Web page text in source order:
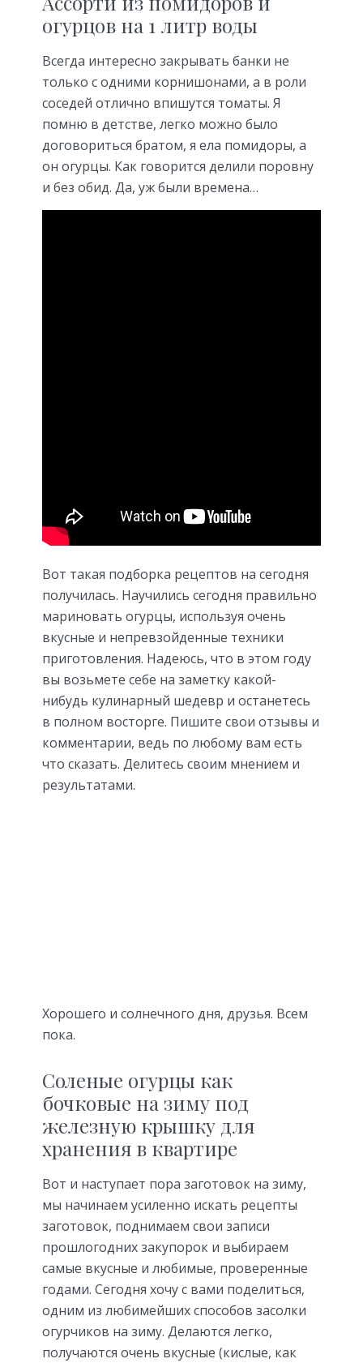
огурцов на 1 литр воды
Всегда интересно закрывать банки не
только с одними корнишонами, а в роли
соседей отлично впишутся томаты. Я
помню в детстве, легко можно было
договориться братом, я ела помидоры, а
он огурцы. Как говорится делили поровну
и без обид. Да, уж были времена…
Вот такая подборка рецептов на сегодня
получилась. Научились сегодня правильно
мариновать огурцы, используя очень
вкусные и непревзойденные техники
приготовления. Надеюсь, что в этом году
вы возьмете себе на заметку какой-
нибудь кулинарный шедевр и останетесь
в полном восторге. Пишите свои отзывы и
комментарии, ведь по любому вам есть
что сказать. Делитесь своим мнением и
результатами.
Хорошего и солнечного дня, друзья. Всем
пока.
Соленые огурцы как
бочковые на зиму под
железную крышку для
хранения в квартире
Вот и наступает пора заготовок на зиму,
мы начинаем усиленно искать рецепты
заготовок, поднимаем свои записи
прошлогодних закупорок и выбираем
самые вкусные и любимые, проверенные
годами. Сегодня хочу с вами поделиться,
одним из любимейших способов засолки
огурчиков на зиму. Делаются легко,
получаются очень вкусные (кислые, как